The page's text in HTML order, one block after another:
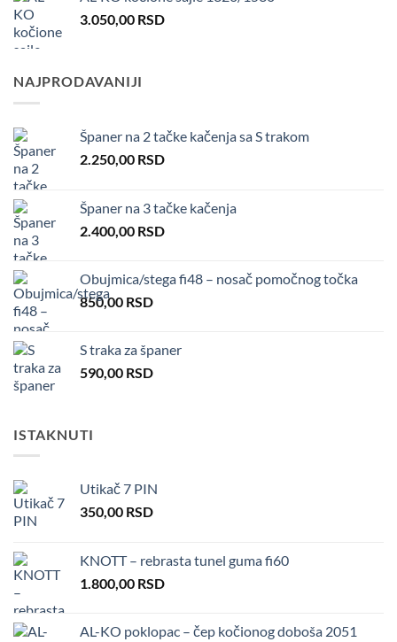
3.050,00 RSD
NAJPRODAVANIJI
Španer na 2 tačke kačenja sa S trakom
2.250,00 RSD
Španer na 3 tačke kačenja
2.400,00 RSD
Obujmica/stega fi48 – nosač pomočnog točka
850,00 RSD
S traka za španer
590,00 RSD
ISTAKNUTI
Utikač 7 PIN
350,00 RSD
KNOTT – rebrasta tunel guma fi60
1.800,00 RSD
AL-KO poklopac – čep kočionog doboša 2051